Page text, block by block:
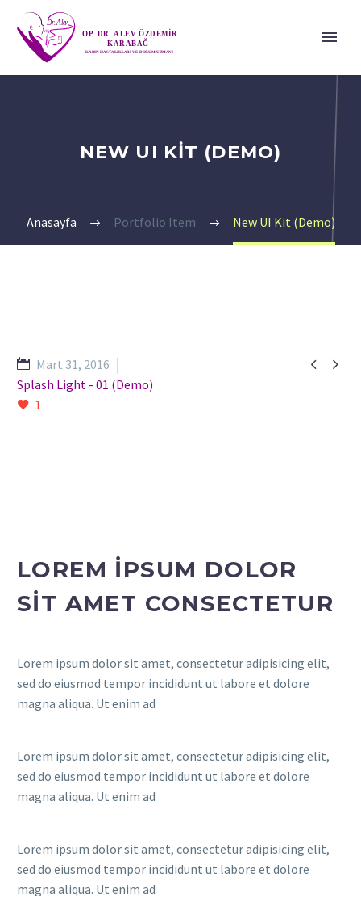
NEW UI KIT (DEMO)
Anasayfa Portfolio Item New UI Kit (Demo)
 
Mart 31, 2016
Splash Light - 01 (Demo)
1
LOREM IPSUM DOLOR
SIT AMET CONSECTETUR
Lorem ipsum dolor sit amet, consectetur adipisicing elit,
sed do eiusmod tempor incididunt ut labore et dolore
magna aliqua. Ut enim ad
Lorem ipsum dolor sit amet, consectetur adipisicing elit,
sed do eiusmod tempor incididunt ut labore et dolore
magna aliqua. Ut enim ad
Lorem ipsum dolor sit amet, consectetur adipisicing elit,
sed do eiusmod tempor incididunt ut labore et dolore
magna aliqua. Ut enim ad